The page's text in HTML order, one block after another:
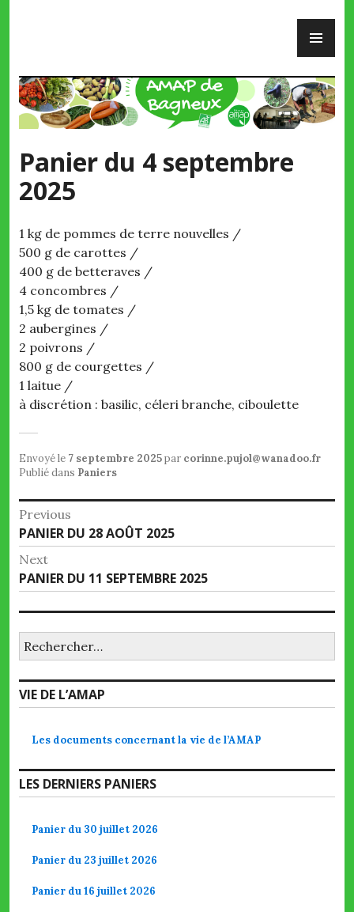
Panier du 4 septembre
2025
1 kg de pommes de terre nouvelles /
500 g de carottes /
400 g de betteraves /
4 concombres /
1,5 kg de tomates /
2 aubergines /
2 poivrons /
800 g de courgettes /
1 laitue /
à discrétion : basilic, céleri branche, ciboulette
Envoyé le 7 septembre 2025par corinne.pujol@wanadoo.fr
Publié dans Paniers
Navigation
de
l’article
Previous
Previous
post:
PANIER DU 28 AOÛT 2025
Next
Next
post:
PANIER DU 11 SEPTEMBRE 2025
VIE DE L’AMAP
Les documents concernant la vie de l’AMAP
LES DERNIERS PANIERS
Panier du 30 juillet 2026
Panier du 23 juillet 2026
Panier du 16 juillet 2026